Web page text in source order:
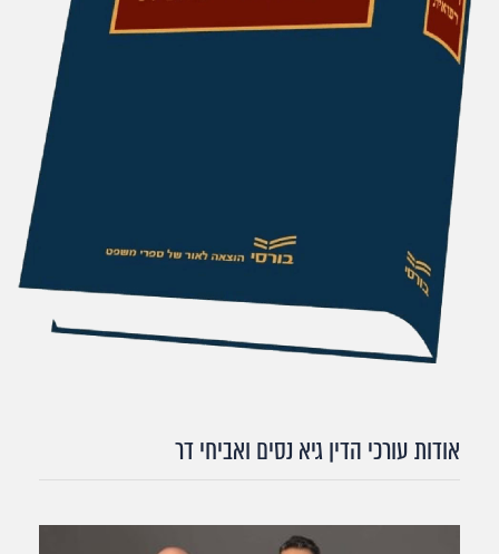
אודות עורכי הדין גיא נסים ואביחי דר